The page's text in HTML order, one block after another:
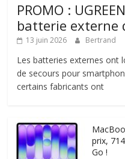
PROMO :
batterie externe
13 juin 2026 Bertrand
Les batteries externes ont
de secours pour
certains fabricants ont
prix,
Go !